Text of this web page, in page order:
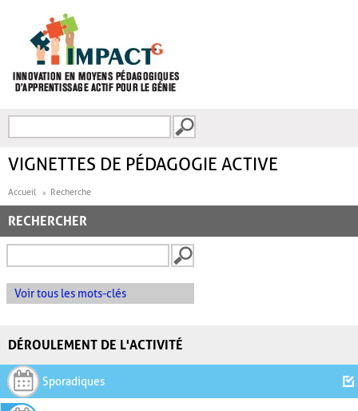
FORMULAIRE DE
VIGNETTES DE PÉDAGOGIE ACTIVE
Accueil Recherche
RECHERCHER
Voir tous les mots-clés
DÉROULEMENT DE L'ACTIVITÉ
Sporadiques